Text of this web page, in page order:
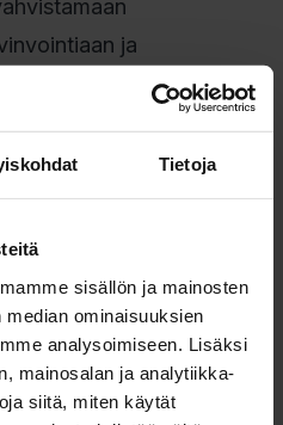
Tietoja
sisällön ja mainosten
ominaisuuksien
analysoimiseen. Lisäksi
mainosalan ja analytiikka-
siitä, miten käytät
ja
ja Diakonissalaitos
ja opiskelumaailma
vastaan myös
Lankinen-Kivimäki
jatkuvasti seurata ja
Vamos